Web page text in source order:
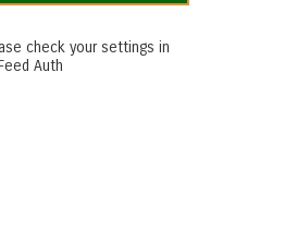
check your settings in
Auth